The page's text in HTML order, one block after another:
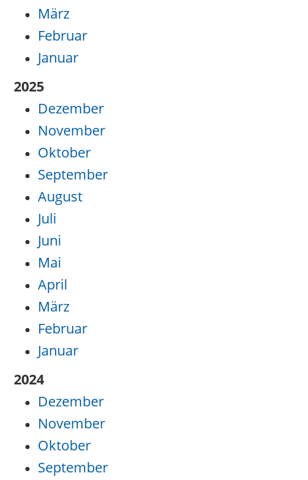
März
Februar
Januar
2025
Dezember
November
Oktober
September
August
Juli
Juni
Mai
April
März
Februar
Januar
2024
Dezember
November
Oktober
September